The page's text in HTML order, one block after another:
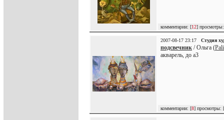
комментарии: [12]
2007-08-17 23:17 Студия
подсвечник / Ольга (
акварель, до а3
комментарии: [8] просмотры: [